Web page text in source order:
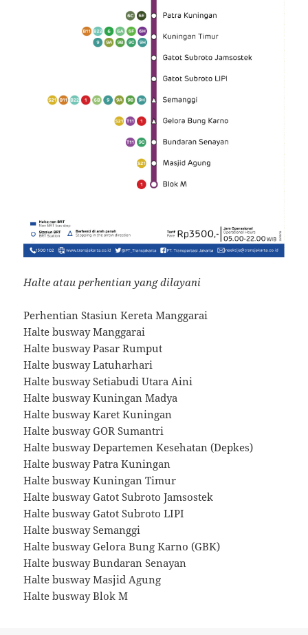
Halte atau perhentian yang dilayani
Perhentian Stasiun Kereta Manggarai
Halte busway Manggarai
Halte busway Pasar Rumput
Halte busway Latuharhari
Halte busway Setiabudi Utara Aini
Halte busway Kuningan Madya
Halte busway Karet Kuningan
Halte busway GOR Sumantri
Halte busway Departemen Kesehatan (Depkes)
Halte busway Patra Kuningan
Halte busway Kuningan Timur
Halte busway Gatot Subroto Jamsostek
Halte busway Gatot Subroto LIPI
Halte busway Semanggi
Halte busway Gelora Bung Karno (GBK)
Halte busway Bundaran Senayan
Halte busway Masjid Agung
Halte busway Blok M